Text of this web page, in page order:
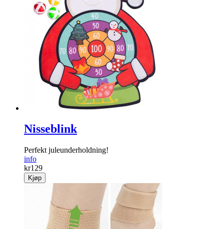
Nisseblink
Perfekt jule­underholdning!
info
kr129
Kjøp